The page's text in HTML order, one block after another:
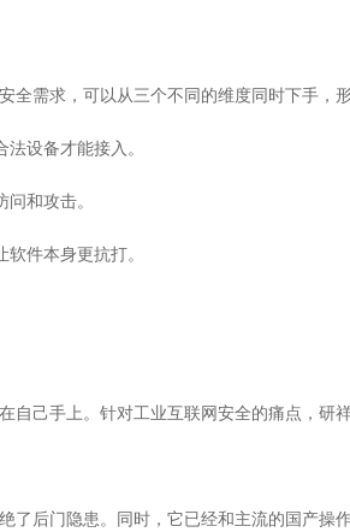
需求，可以从三个不同的维度同时下手，
设备才能接入。
和攻击。
件本身更抗打。
自己手上。针对工业互联网安全的痛点，研
了后门隐患。同时，它已经和主流的国产操